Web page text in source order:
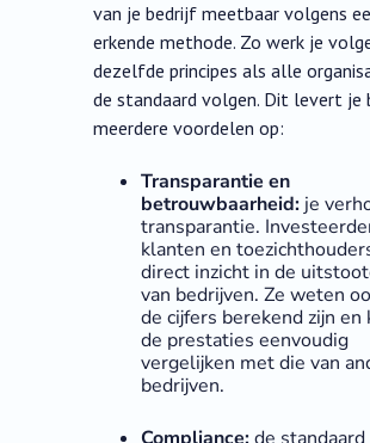
van je bedrijf meetbaar volgens
erkende methode. Zo werk je
dezelfde principes als alle
de standaard volgen. Dit levert je
meerdere voordelen op:
Transparantie en
betrouwbaarheid: je
transparantie.
klanten en
direct inzicht in de
van bedrijven. Ze weten
de cijfers berekend zijn en
de prestaties eenvoudig
vergelijken met die van
bedrijven.